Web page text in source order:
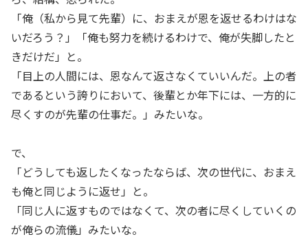
「俺（私から見て先輩）に、おまえが恩を返せるわけはな
いだろう？」「俺も努力を続けるわけで、俺が失脚したと
きだけだ」と。
「目上の人間には、恩なんて返さなくていいんだ。上の者
であるという誇りにおいて、後輩とか年下には、一方的に
尽くすのが先輩の仕事だ。」みたいな。
で、
「どうしても返したくなったならば、次の世代に、おまえ
も俺と同じように返せ」と。
「同じ人に返すものではなくて、次の者に尽くしていくの
が俺らの流儀」みたいな。